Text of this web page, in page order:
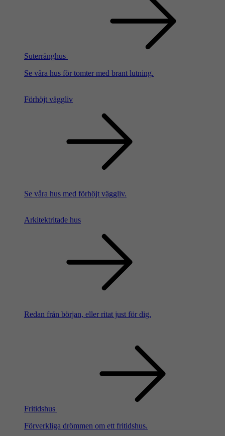
Suterränghus
Se våra hus för tomter med brant lutning.
Förhöjt väggliv
Se våra hus med förhöjt väggliv.
Arkitektritade hus
Redan från början, eller ritat just för dig.
Fritidshus
Förverkliga drömmen om ett fritidshus.